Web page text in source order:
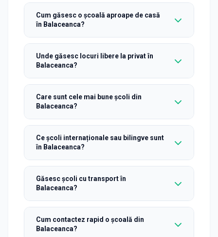
Cum găsesc o școală aproape de casă
în Balaceanca?
Unde găsesc locuri libere la privat în
Balaceanca?
Care sunt cele mai bune școli din
Balaceanca?
Ce școli internaționale sau bilingve sunt
în Balaceanca?
Găsesc școli cu transport în
Balaceanca?
Cum contactez rapid o școală din
Balaceanca?